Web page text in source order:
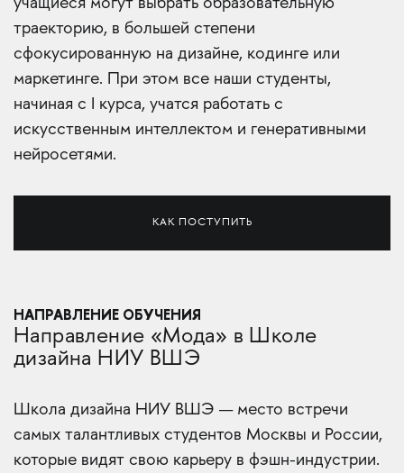
учащиеся могут выбрать образовательную
траекторию, в большей степени
сфокусированную на дизайне, кодинге или
маркетинге. При этом все наши студенты,
начиная с I курса, учатся работать с
искусственным интеллектом и генеративными
нейросетями.
КАК ПОСТУПИТЬ
НАПРАВЛЕНИЕ ОБУЧЕНИЯ
Направление «Мода» в Школе
дизайна НИУ ВШЭ
Школа дизайна НИУ ВШЭ — место встречи
самых талантливых студентов Москвы и России,
которые видят свою карьеру в фэшн-индустрии.